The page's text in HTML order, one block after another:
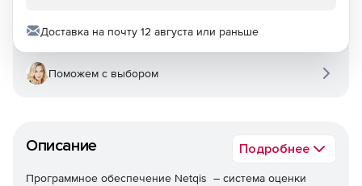
Описание Подробнее
Программное обеспечение Netqis – система оценки
Доставка на почту 12 августа или раньше
Поможем с выбором